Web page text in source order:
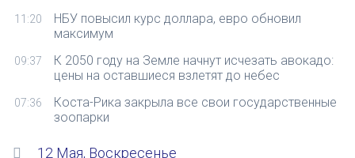
11:20
НБУ повысил курс доллара, евро обновил
максимум
09:37
К 2050 году на Земле начнут исчезать авокадо:
цены на оставшиеся взлетят до небес
07:36
Коста-Рика закрыла все свои государственные
зоопарки
12 Мая, Воскресенье